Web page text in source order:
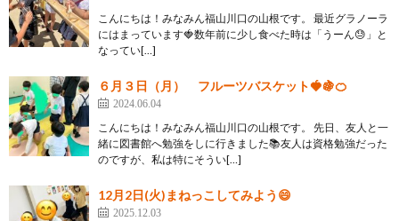
こんにちは！みなみん福山川口の山根です。 最近グラノーラ
にはまっています🍓数年前に少し食べた時は「うーん😓」と
なってい[…]
６月３日（月） フルーツバスケット🍓🍇🍊
2024.06.04
こんにちは！みなみん福山川口の山根です。 先日、友人と一
緒に図書館へ勉強をしに行きました📚友人は資格勉強だった
のですが、私は特にそうい[…]
12月2日(火)まねっこしてみよう😄
2025.12.03